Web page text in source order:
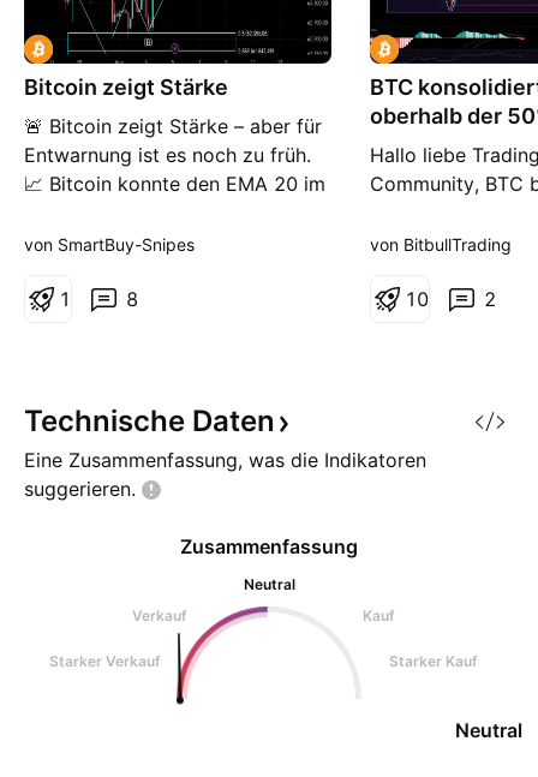
Bitcoin zeigt Stärke
🚨 Bitcoin zeigt Stärke – aber für
Entwarnung ist es noch zu früh.
📈 Bitcoin konnte den EMA 20 im
die Trendlinie durchbrechen.
weiterhin im bearischen
Tagesch
von SmartBuy-Snipes
8
1
BTC
oberhalb der
Hallo liebe
Community, BTC
großen
Bottom bei rund
USD und hält
von BitbullTrading
2
1 0
Technische Daten
Eine Zusammenfassung, was die Indikatoren
suggerieren.
Zusammenfassung
Neutral
Verkauf
Kauf
Starker Verkauf Starker Kauf
Neutral